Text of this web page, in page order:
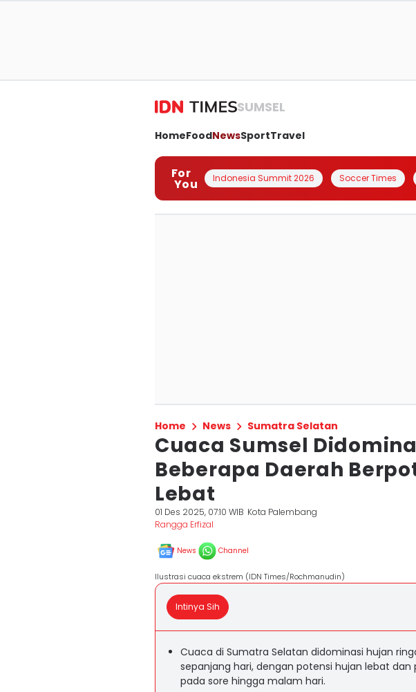
SUMSEL
HomeFoodNewsSportTravel
For
You Indonesia Summit 2026 Soccer Times
Home News Sumatra Selatan
Cuaca Sumsel
Beberapa Daerah
Lebat
01 Des 2025, 07:10 WIB Kota Palembang
Rangga Erfizal
News Channel
Ilustrasi cuaca ekstrem (IDN Times/Rochmanudin)
Intinya Sih
Cuaca di Sumatra Selatan didominasi hujan
sepanjang hari, dengan potensi hujan lebat
pada sore hingga malam hari.